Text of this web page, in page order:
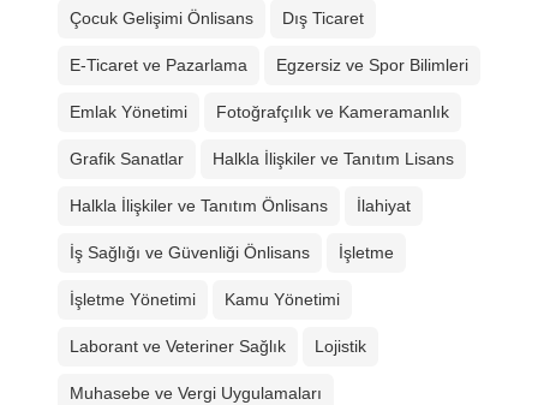
Çocuk Gelişimi Önlisans Dış Ticaret
E-Ticaret ve Pazarlama Egzersiz ve Spor Bilimleri
Emlak Yönetimi Fotoğrafçılık ve Kameramanlık
Grafik Sanatlar Halkla İlişkiler ve Tanıtım Lisans
Halkla İlişkiler ve Tanıtım Önlisans İlahiyat
İş Sağlığı ve Güvenliği Önlisans İşletme
İşletme Yönetimi Kamu Yönetimi
Laborant ve Veteriner Sağlık Lojistik
Muhasebe ve Vergi Uygulamaları